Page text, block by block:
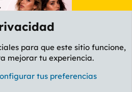
AMARILLO
para que este sitio funcione,
mejorar tu experiencia.
tus preferencias